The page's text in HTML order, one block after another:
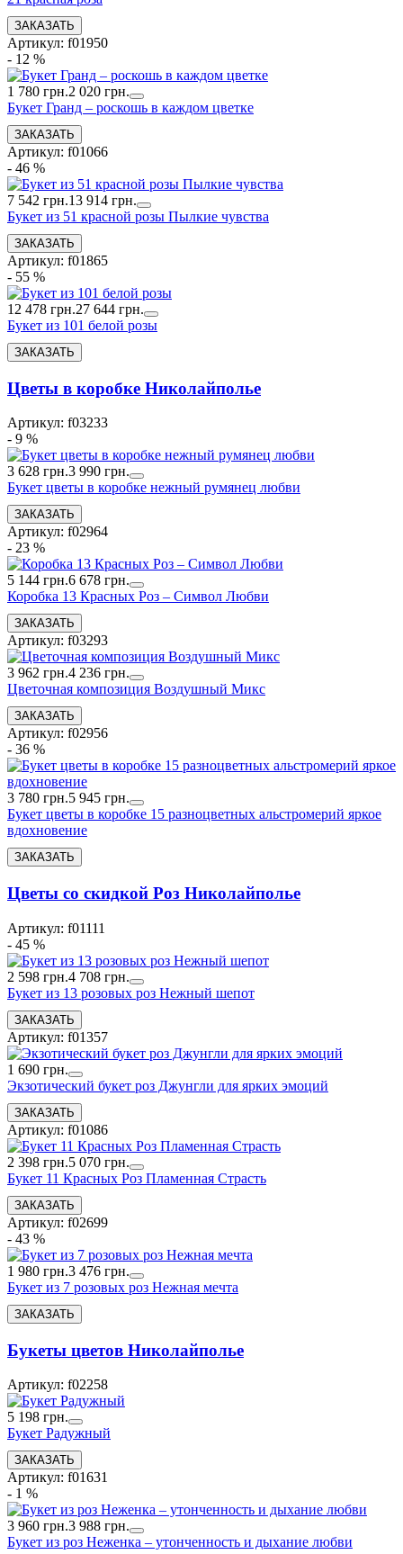
Артикул: f01950
- 12 %
1 780 грн.2 020 грн.
Букет Гранд – роскошь в каждом цветке
Артикул: f01066
- 46 %
7 542 грн.13 914 грн.
Букет из 51 красной розы Пылкие чувства
Артикул: f01865
- 55 %
12 478 грн.27 644 грн.
Букет из 101 белой розы
Цветы в коробке Николайполье
Артикул: f03233
- 9 %
3 628 грн.3 990 грн.
Букет цветы в коробке нежный румянец любви
Артикул: f02964
- 23 %
5 144 грн.6 678 грн.
Коробка 13 Красных Роз – Символ Любви
Артикул: f03293
3 962 грн.4 236 грн.
Цветочная композиция Воздушный Микс
Артикул: f02956
- 36 %
3 780 грн.5 945 грн.
Букет цветы в коробке 15 разноцветных альстромерий яркое
вдохновение
Цветы со скидкой Роз Николайполье
Артикул: f01111
- 45 %
2 598 грн.4 708 грн.
Букет из 13 розовых роз Нежный шепот
Артикул: f01357
1 690 грн.
Экзотический букет роз Джунгли для ярких эмоций
Артикул: f01086
2 398 грн.5 070 грн.
Букет 11 Красных Роз Пламенная Страсть
Артикул: f02699
- 43 %
1 980 грн.3 476 грн.
Букет из 7 розовых роз Нежная мечта
Букеты цветов Николайполье
Артикул: f02258
5 198 грн.
Букет Радужный
Артикул: f01631
- 1 %
3 960 грн.3 988 грн.
Букет из роз Неженка – утонченность и дыхание любви